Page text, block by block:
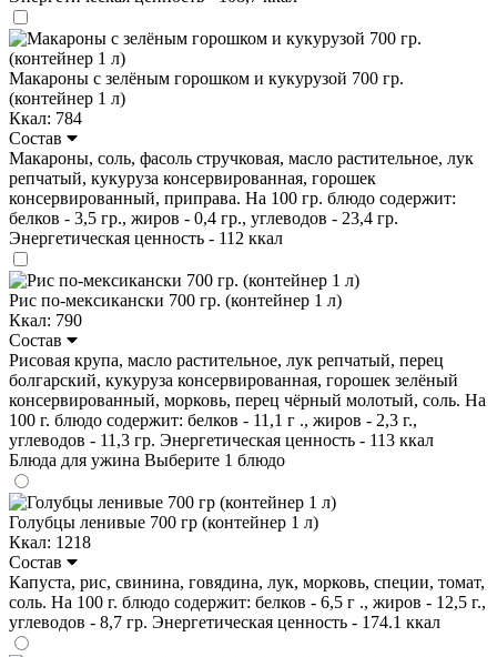
Макароны с зелёным горошком и кукурузой 700 гр.
(контейнер 1 л)
Ккал: 784
Состав
Макароны, соль, фасоль стручковая, масло растительное, лук
репчатый, кукуруза консервированная, горошек
консервированный, приправа. На 100 гр. блюдо содержит:
белков - 3,5 гр., жиров - 0,4 гр., углеводов - 23,4 гр.
Энергетическая ценность - 112 ккал
Рис по-мексикански 700 гр. (контейнер 1 л)
Ккал: 790
Состав
Рисовая крупа, масло растительное, лук репчатый, перец
болгарский, кукуруза консервированная, горошек зелёный
консервированный, морковь, перец чёрный молотый, соль. На
100 г. блюдо содержит: белков - 11,1 г ., жиров - 2,3 г.,
углеводов - 11,3 гр. Энергетическая ценность - 113 ккал
Блюда для ужина Выберите 1 блюдо
Голубцы ленивые 700 гр (контейнер 1 л)
Ккал: 1218
Состав
Капуста, рис, свинина, говядина, лук, морковь, специи, томат,
соль. На 100 г. блюдо содержит: белков - 6,5 г ., жиров - 12,5 г.,
углеводов - 8,7 гр. Энергетическая ценность - 174.1 ккал